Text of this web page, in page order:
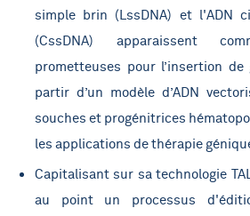
simple brin (LssDNA) et l'ADN
(CssDNA) apparaissent
prometteuses pour l’insertion
partir d’un modèle d’ADN
souches et progénitrices
les applications de thérapie
Capitalisant sur sa technologie
au point un processus